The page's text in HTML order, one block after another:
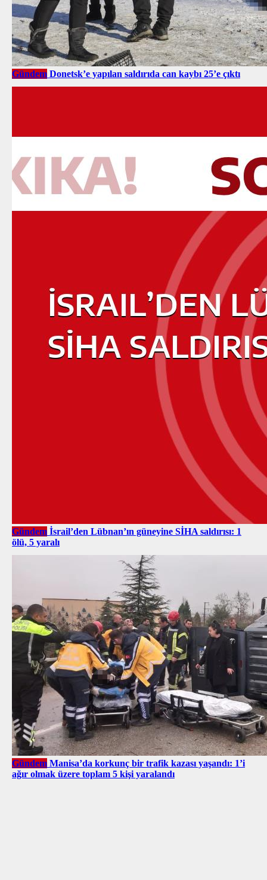
Gündem Donetsk’e yapılan saldırıda can kaybı 25’e çıktı
Gündem İsrail’den Lübnan’ın güneyine SİHA saldırısı: 1
ölü, 5 yaralı
Gündem Manisa’da korkunç bir trafik kazası yaşandı: 1’i
ağır olmak üzere toplam 5 kişi yaralandı